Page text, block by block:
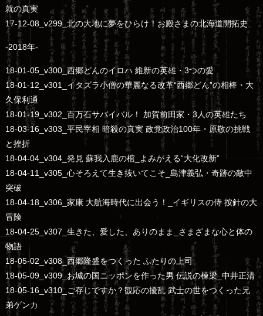
就の真実
17-12-08_v299_北の大地に夢をひらけ！お殿さまの北海道開拓史
-2018年-
18-01-05_v300_西郷どんのイロハ 維新の英雄・3つの愛
18-01-12_v301_イタズラ小僧の華麗なる改革“西郷どん”の相棒・大
久保利通
18-01-19_v302_百万石サバイバル！ 加賀前田家・3人の英雄たち
18-03-16_v303_平民宰相 暗殺の真実 政党政治100年・原敬の挑戦
と挫折
18-04-04_v304_発見 蘇我入鹿の棺_よみがえる“大化改新”
18-04-11_v305_心そろえて生き抜いてこそ_島津義弘・奇跡の敵中
突破
18-04-18_v306_家康 大航海時代に出会う！_イギリスの侍 按針の大
冒険
18-04-25_v307_生きた、愛した、ありのまま_さまざまな心と体の
物語
18-05-02_v308_西郷隆盛をつくった ふたりの上司
18-05-09_v309_お城の国ニッポンを作った男 伝説の棟梁_中井正清
18-05-16_v310_ご存じですか？観応の擾乱 武士の世をつくった兄
弟ゲンカ